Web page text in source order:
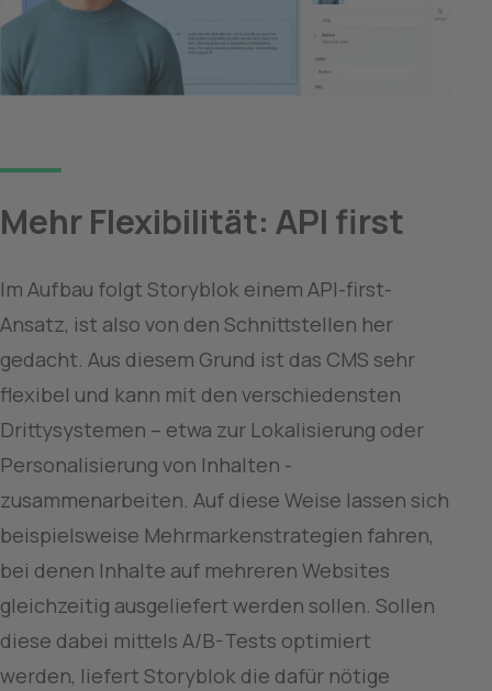
Mehr Flexibilität: API first
Im Aufbau folgt Storyblok einem API-first-
Ansatz, ist also von den Schnittstellen her
gedacht. Aus diesem Grund ist das CMS sehr
flexibel und kann mit den verschiedensten
Drittysystemen – etwa zur Lokalisierung oder
Personalisierung von Inhalten -
zusammenarbeiten. Auf diese Weise lassen sich
beispielsweise Mehrmarkenstrategien fahren,
bei denen Inhalte auf mehreren Websites
gleichzeitig ausgeliefert werden sollen. Sollen
diese dabei mittels A/B-Tests optimiert
werden, liefert Storyblok die dafür nötige